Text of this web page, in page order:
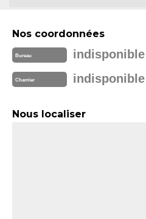
Nos coordonnées
Bureau indisponible
Chantier indisponible
Nous localiser